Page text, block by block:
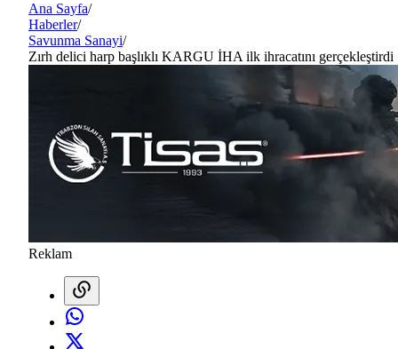
Ana Sayfa/
Haberler/
Savunma Sanayi/
Zırh delici harp başlıklı KARGU İHA ilk ihracatını gerçekleştirdi
Reklam